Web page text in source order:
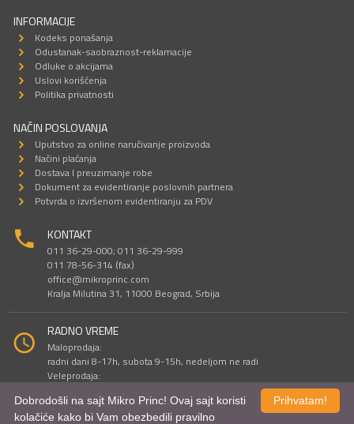
INFORMACIJE
Kodeks ponašanja
Odustanak-saobraznost-reklamacije
Odluke o akcijama
Uslovi korišćenja
Politika privatnosti
NAČIN POSLOVANJA
Uputstvo za online naručivanje proizvoda
Načini plaćanja
Dostava I preuzimanje robe
Dokument za evidentiranje poslovnih partnera
Potvrda o izvršenom evidentiranju za PDV
KONTAKT
011 36-29-000; 011 36-29-999
011 78-56-314 (fax)
office@mikroprinc.com
Kralja Milutina 31, 11000 Beograd, Srbija
RADNO VREME
Maloprodaja:
radni dani 8-17h, subota 9-15h, nedeljom ne radi
Veleprodaja:
Prihvatam!
Dobrodošli na sajt Mikro Princ! Ovaj sajt koristi
kolačiće kako bi Vam obezbedili pravilno